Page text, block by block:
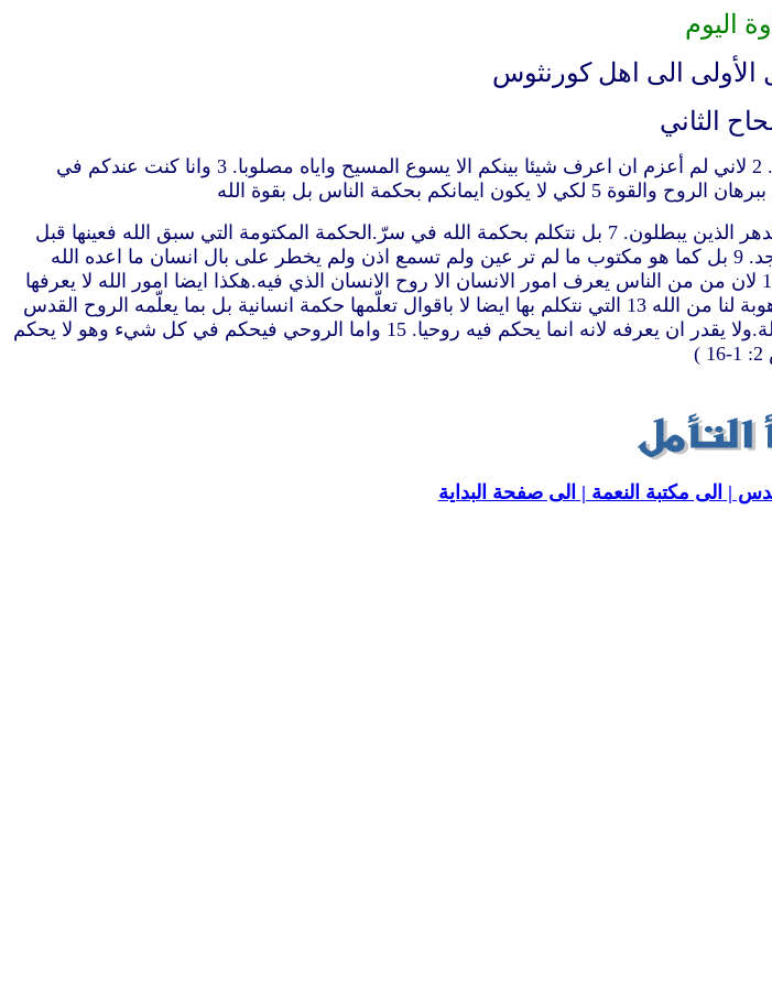
اليوم
الى اهل كورنثوس
الثاني
“1 وانا لما أتيت اليكم ايها الاخوة أتيت ليس بسمو الكلام او الحكمة مناديا لكم بشهادة الله. 2 لاني لم أعزم ان اعرف شيئا بينكم الا يسوع المسيح واياه مصلوبا. 3 وانا كنت عندكم في
6 لكننا نتكلم بحكمة بين الكاملين ولكن بحكمة ليست من هذا الدهر ولا من عظماء هذا الدهر الذين يبطلون. 7 بل نتكلم بحكمة الله في سرّ.الحكمة المكتومة التي سبق الله فعينها قبل
الدهور لمجدنا. 8 التي لم يعلمها احد من عظماء هذا الدهر.لان لو عرفوا لما صلبوا رب المجد. 9 بل كما هو مكتوب ما لم تر عين ولم تسمع اذن ولم يخطر على بال انسان ما اعده الله
للذين يحبونه 10 فاعلنه الله لنا نحن بروحه.لان الروح يفحص كل شيء حتى اعماق الله. 11 لان من من الناس يعرف امور الانسان الا روح الانسان الذي فيه.هكذا ايضا امور الله لا يعرفها
احد الا روح الله. 12 ونحن لم نأخذ روح العالم بل الروح الذي من الله لنعرف الاشياء الموهوبة لنا من الله 13 التي نتكلم بها ايضا لا باقوال تعلّمها حكمة انسانية بل بما يعلّمه الروح القدس
قارنين الروحيات بالروحيات. 14 ولكن الانسان الطبيعي لا يقبل ما لروح الله لانه عنده جهالة.ولا يقدر ان يعرفه لانه انما يحكم فيه روحيا. 15 واما الروحي فيحكم في كل شيء وهو لا يحكم
1-16 )
| الى مكتبة النعمة | الى صفحة البداية